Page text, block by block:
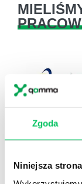
Zgoda
Niniejsza